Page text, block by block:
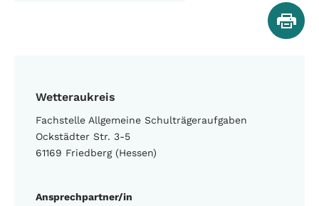
Wetteraukreis
Fachstelle Allgemeine Schulträgeraufgaben
Ockstädter Str. 3-5
61169 Friedberg (Hessen)
Ansprechpartner/in